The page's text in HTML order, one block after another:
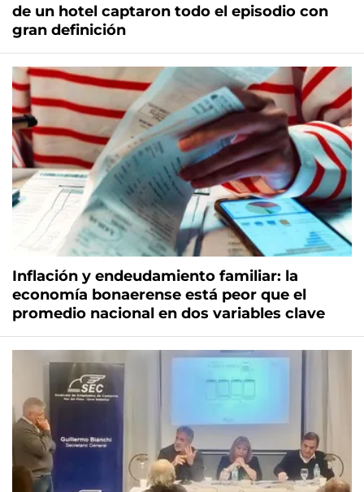
de un hotel captaron todo el episodio con
gran definición
Inflación y endeudamiento familiar: la
economía bonaerense está peor que el
promedio nacional en dos variables clave